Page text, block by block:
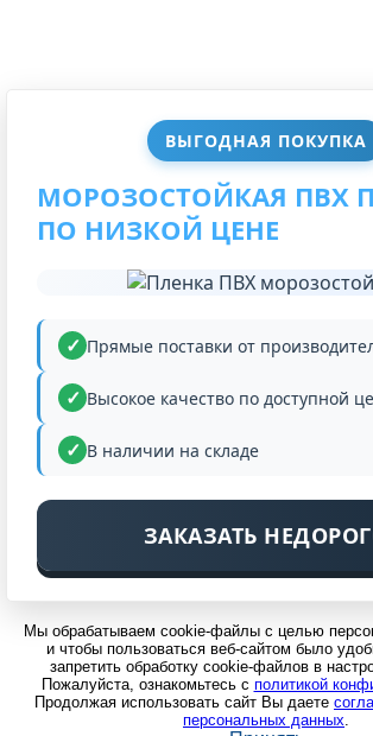
ВЫГОДНАЯ ПОКУПКА
МОРОЗОСТОЙКАЯ ПВХ
ПО НИЗКОЙ ЦЕНЕ
Прямые поставки от
Высокое качество по доступной
В наличии на складе
ЗАКАЗАТЬ
Мы обрабатываем cookie-файлы с целью
и чтобы пользоваться веб-сайтом было
запретить обработку cookie-файлов в
Пожалуйста, ознакомьтесь с политикой
Продолжая использовать сайт Вы даете
персональных данных.